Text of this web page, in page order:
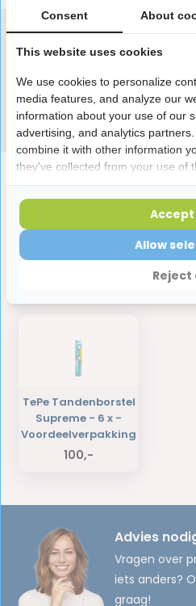
Productomschrijving
Reviews
Heb je een vraag
Onze specialisten helpen je
in de chat of
Stuur e-
Laatst bekeken producten
TePe Tandenborstel
Supreme - 6 x -
Voordeelverpakking
100,-
Advies
Vragen over
iets anders?
graag!
Consent About
This website uses cookies
We use cookies to personalize
media features, and analyze our
information about your use of our
advertising, and analytics
combine it with other information
they've collected from your use of
Reject
Allow